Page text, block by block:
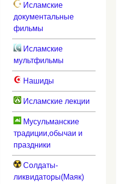
Исламские
документальные
фильмы
Исламские
мультфильмы
Нашиды
Исламские лекции
Мусульманские
традиции,обычаи и
праздники
Солдаты-
ликвидаторы(Маяк)